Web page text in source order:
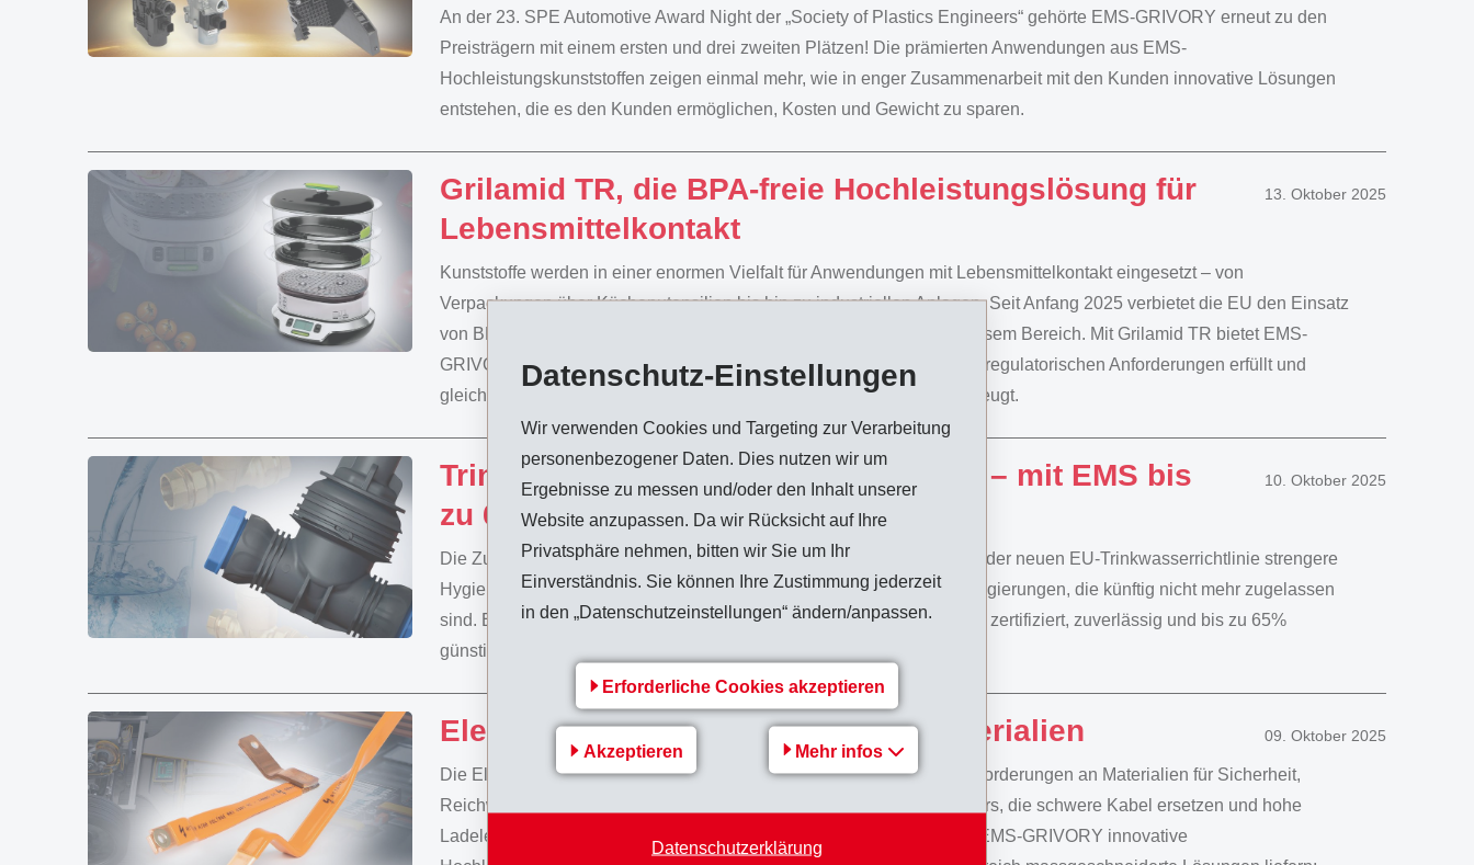
Datenschutz-Einstellungen
Wir verwenden Cookies und Targeting zur Verarbeitung
personenbezogener Daten. Dies nutzen wir um
Ergebnisse zu messen und/oder den Inhalt unserer
Website anzupassen. Da wir Rücksicht auf Ihre
Privatsphäre nehmen, bitten wir Sie um Ihr
Einverständnis. Sie können Ihre Zustimmung jederzeit
in den „Datenschutzeinstellungen“ ändern/anpassen.
Erforderliche Cookies akzeptieren
Akzeptieren Mehr infos
Datenschutzerklärung
An der 23. SPE Automotive Award Night der „Society of Plastics Engineers“ gehörte EMS-GRIVORY erneut zu den
Preisträgern mit einem ersten und drei zweiten Plätzen! Die prämierten Anwendungen aus EMS-
Hochleistungskunststoffen zeigen einmal mehr, wie in enger Zusammenarbeit mit den Kunden innovative Lösungen
entstehen, die es den Kunden ermöglichen, Kosten und Gewicht zu sparen.
Grilamid TR, die BPA-freie Hochleistungslösung für
Lebensmittelkontakt
13. Oktober 2025
Kunststoffe werden in einer enormen Vielfalt für Anwendungen mit Lebensmittelkontakt eingesetzt – von
Verpackungen über Küchenutensilien bis hin zu industriellen Anlagen. Seit Anfang 2025 verbietet die EU den Einsatz
von BPA-haltigen Kunststoffen wie Polycarbonat und Polysulfon in diesem Bereich. Mit Grilamid TR bietet EMS-
GRIVORY schon heute ein BPA-freies Hochleistungspolymer, das die regulatorischen Anforderungen erfüllt und
gleichzeitig durch Transparenz, Beständigkeit und Vielseitigkeit überzeugt.
Trinkwassersicherheit ohne Messing – mit EMS bis
zu 65% günstiger
10. Oktober 2025
Die Zukunft der Trinkwassersicherheit beginnt jetzt: Ab 2027 treten mit der neuen EU-Trinkwasserrichtlinie strengere
Hygieneregeln in Kraft. Besonders betroffen sind bleihaltige Messinglegierungen, die künftig nicht mehr zugelassen
sind. EMS-GRIVORY bietet schon heute leistungsstarke Alternativen – zertifiziert, zuverlässig und bis zu 65%
günstiger als Messing.
Elektromobilität braucht sichere Materialien 09. Oktober 2025
Die Elektromobilität setzt sich zunehmend durch und stellt höchste Anforderungen an Materialien für Sicherheit,
Reichweite und Ladeleistung. Eine Schlüsselrolle übernehmen Busbars, die schwere Kabel ersetzen und hohe
Ladeleistungen ermöglichen. Mit Grivory, Grinova und Grilamid bietet EMS-GRIVORY innovative